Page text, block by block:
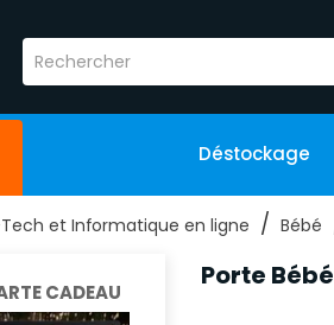
Déstockage
et Informatique en ligne Bébé
CADEAU
Porte Bébé